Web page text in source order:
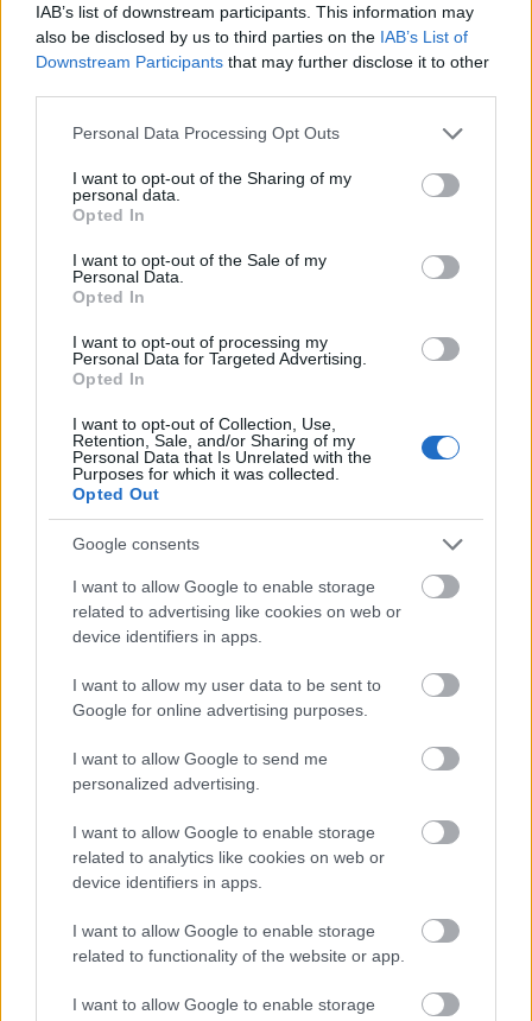
IAB’s list of downstream participants. This information may
also be disclosed by us to third parties on the IAB’s List of
Downstream Participants that may further disclose it to other
Please note that this website/app uses one or more Google
not limited to your visit or usage behaviour. You may click to
grant or deny consent to Google and its third-party tags to
use your data for below specified purposes in below Google
consent section.
Personal Data Processing Opt Outs
I want to opt-out of the Sharing of my
personal data.
Opted In
I want to opt-out of the Sale of my
Personal Data.
Opted In
I want to opt-out of processing my
Personal Data for Targeted Advertising.
Opted In
I want to opt-out of Collection, Use,
Retention, Sale, and/or Sharing of my
Personal Data that Is Unrelated with the
Purposes for which it was collected.
Opted Out
Google consents
I want to allow Google to enable storage
related to advertising like cookies on web or
device identifiers in apps.
I want to allow my user data to be sent to
Google for online advertising purposes.
I want to allow Google to send me
personalized advertising.
I want to allow Google to enable storage
related to analytics like cookies on web or
device identifiers in apps.
I want to allow Google to enable storage
related to functionality of the website or app.
I want to allow Google to enable storage
Jelentősen élénkült a hazai lakáshitelezési
amelyben meghatározó szerepet játszott az
hitelkihelyezések 70 százaléka, több mint
konstrukcióhoz kötődött – derül ki az MBH
Jelzálogbank friss elemzéséből.
Élénkült a lakáshitelezési
piac
2025 októbere és 2026 márciusa között
csaknem 1600 milliárd forint értékben
kötöttek új lakáscélú hitelszerződéseket a
háztartások, ami 116 százalékos növekedést
jelent az egy évvel korábbi időszakhoz képest.
Az új kihelyezések jelentős részét az Otthon
Start hitelek adták, amelyek volumene
meghaladta az 1100 milliárd forintot.
Szintén növekedés volt tapasztalható az
átlagos hitelösszegekben, ami a nyári 18,5–
20 millió forintról az október és március